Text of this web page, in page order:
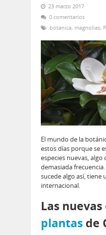
23 marzo 2017
0 comentarios
botanica, magnolias,
El mundo de la
estos días porque se
especies nuevas,
demasiada
sucede algo así, tiene
internacional.
Las
plantas de